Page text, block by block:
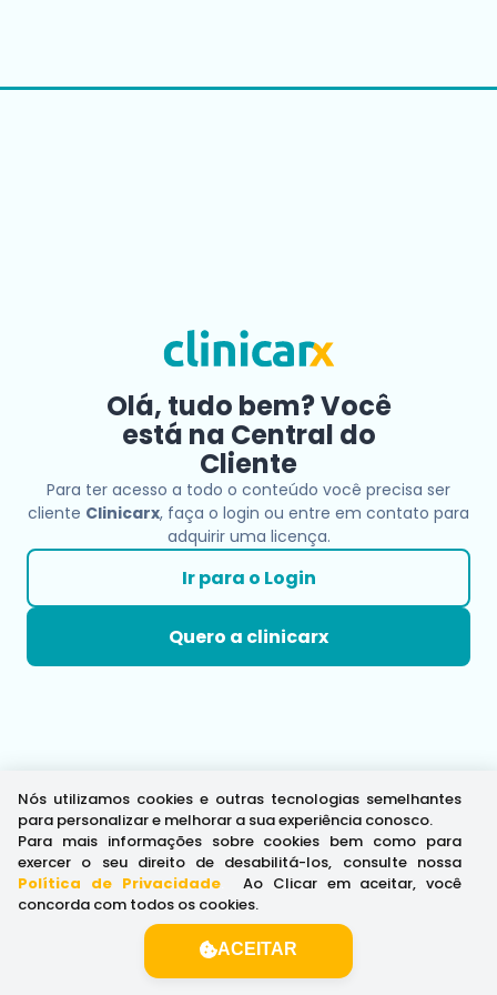
Olá, tudo bem? Você
está na Central do
Cliente
Para ter acesso a todo o conteúdo você precisa ser
cliente Clinicarx, faça o login ou entre em contato para
adquirir uma licença.
Ir para o Login
Quero a clinicarx
Nós utilizamos cookies e outras tecnologias semelhantes
para personalizar e melhorar a sua experiência conosco.
Para mais informações sobre cookies bem como para
exercer o seu direito de desabilitá-los, consulte nossa
Política de Privacidade.
Ao Clicar em aceitar, você
concorda com todos os cookies.
ACEITAR